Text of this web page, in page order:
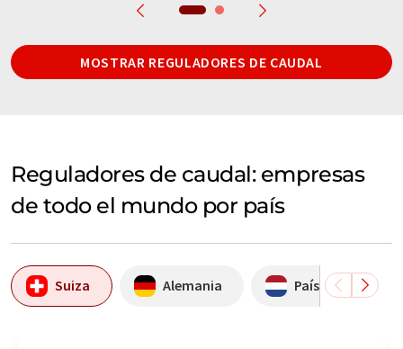
MOSTRAR REGULADORES DE CAUDAL
Reguladores de caudal: empresas
de todo el mundo por país
Suiza Alemania Países Bajos